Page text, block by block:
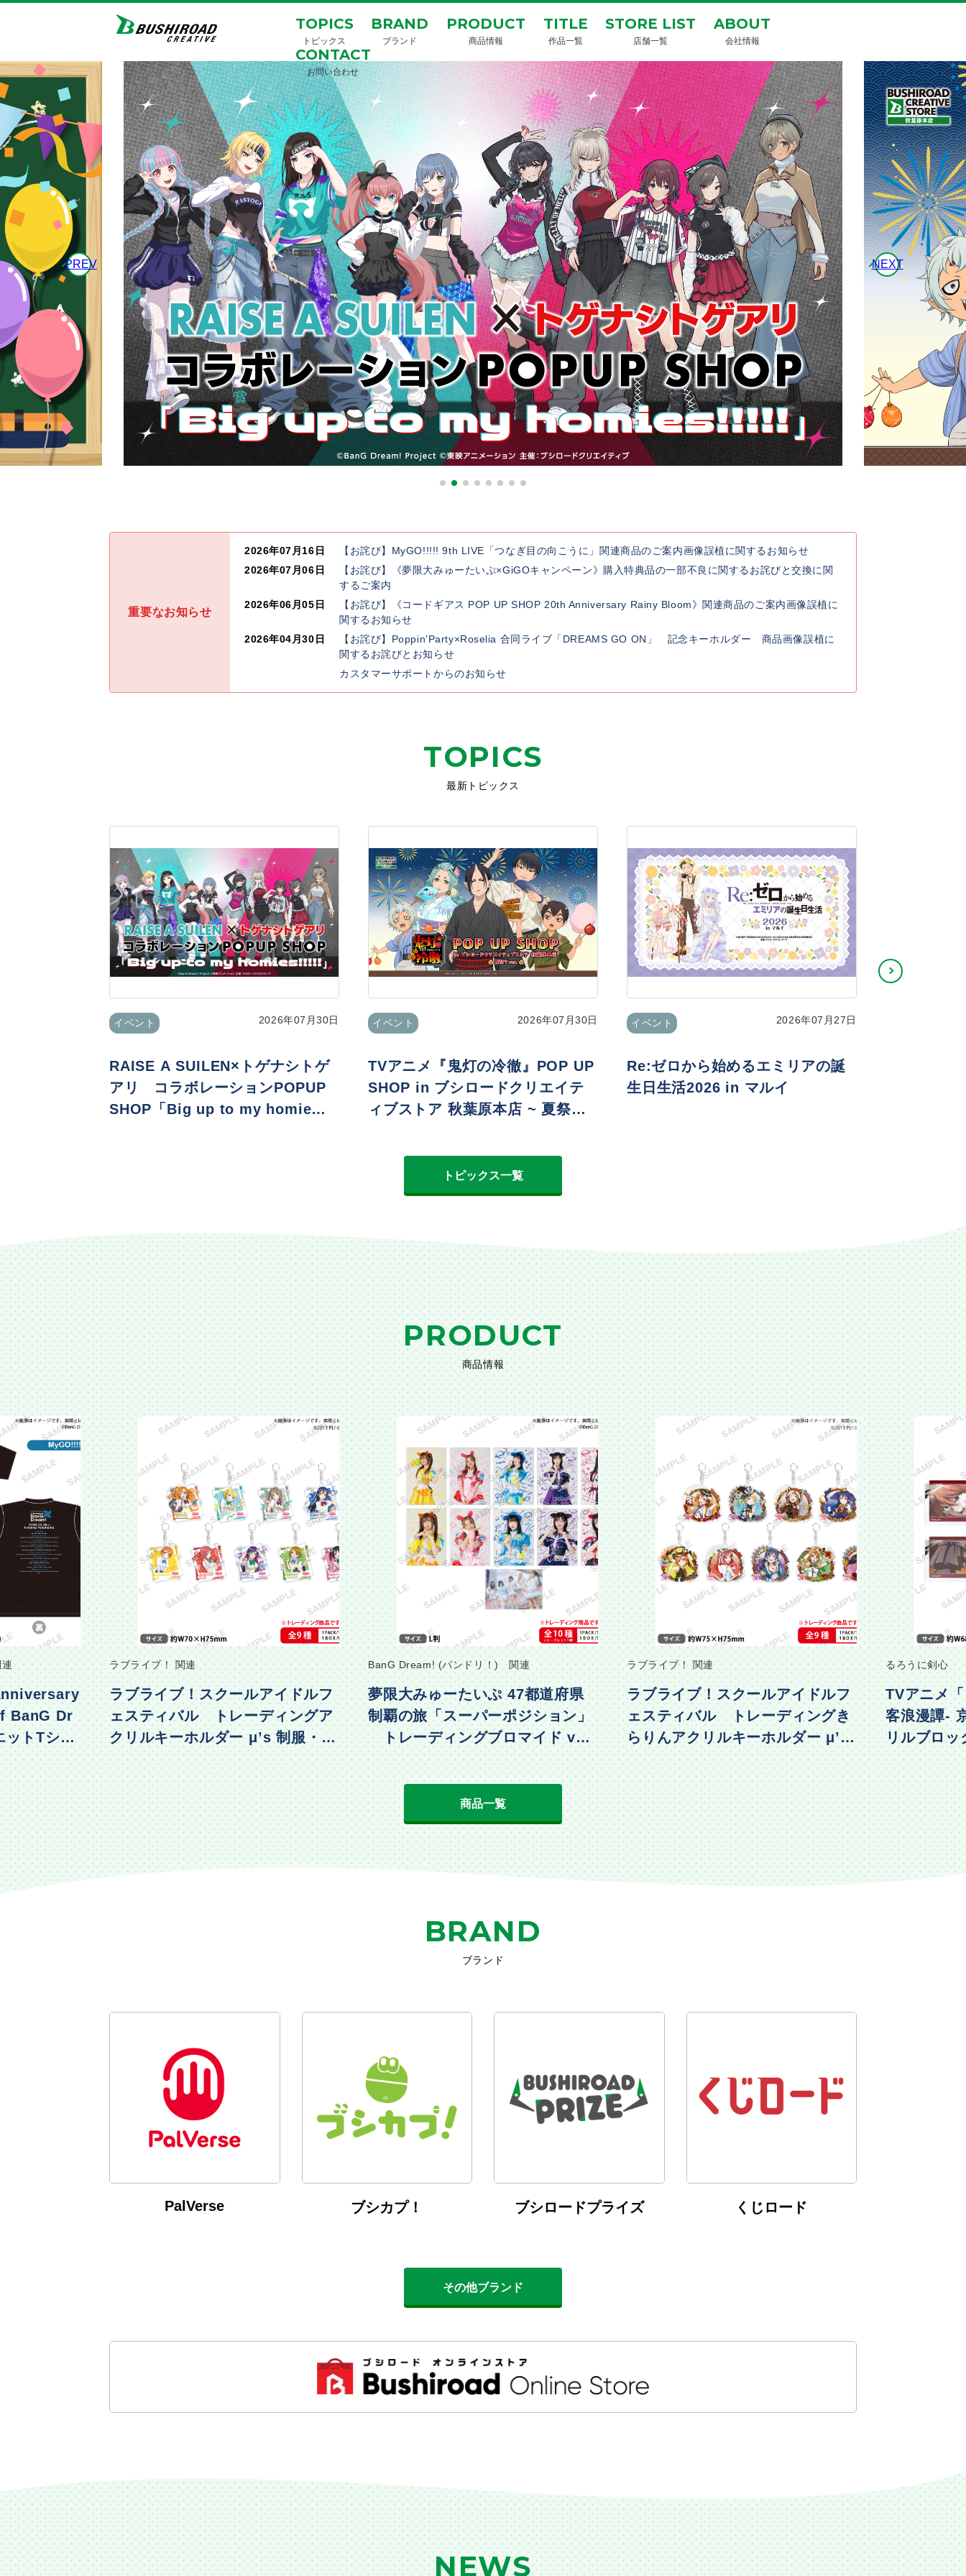
TOPICS
トピックス
BRAND
ブランド
PRODUCT
商品情報
TITLE
作品一覧
STORE LIST
店舗一覧
ABOUT
会社情報
CONTACT
お問い合わせ
PREV NEXT
重要なお知らせ
2026年07月16日
【お詫び】MyGO!!!!! 9th LIVE「つなぎ目の向こうに」関連商品のご案内画像誤植に関するお知らせ
2026年07月06日
【お詫び】《夢限大みゅーたいぷ×GiGOキャンペーン》購入特典品の一部不良に関するお詫びと交換に関
するご案内
2026年06月05日
【お詫び】《コードギアス POP UP SHOP 20th Anniversary Rainy Bloom》関連商品のご案内画像誤植に
関するお知らせ
2026年04月30日
【お詫び】Poppin’Party×Roselia 合同ライブ「DREAMS GO ON」 記念キーホルダー 商品画像誤植に
関するお詫びとお知らせ
カスタマーサポートからのお知らせ
TOPICS
最新トピックス
イベント 2026年07月30日
RAISE A SUILEN×トゲナシトゲ
アリ コラボレーションPOPUP
SHOP「Big up to my homie
イベント 2026年07月30日
TVアニメ『鬼灯の冷徹』POP UP
SHOP in ブシロードクリエイテ
ィブストア 秋葉原本店 ~ 夏祭りv
イベント 2026年07月27日
Re:ゼロから始めるエミリアの誕
生日生活2026 in マルイ
トピックス一覧
PRODUCT
商品情報
ルアイドルフ
ーディングア
μ’s 制服・水
BanG Dream! (バンドリ！) 関連
夢限大みゅーたいぷ 47都道府県
制覇の旅「スーパーポジション」
トレーディングブロマイド vol.
2
ラブライブ！ 関連
ラブライブ！スクールアイドルフ
ェスティバル トレーディングき
らりんアクリルキーホルダー μ’s
動物編Part2ver.
るろうに剣心
TVアニメ「るろうに剣心 -明治剣
客浪漫譚- 京都動乱」 名言アク
リルブロック vol.2
アニメ「
アニメ
ーディ
～ハッ
商品一覧
BRAND
ブランド
PalVerse ブシカプ！ ブシロードプライズ くじロード
その他ブランド
NEWS